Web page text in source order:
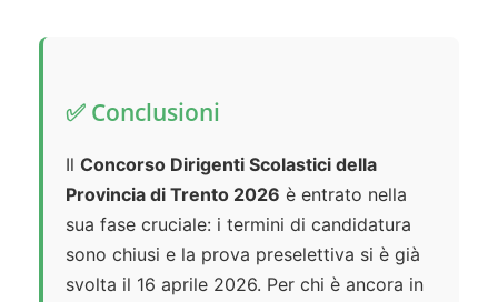
✅ Conclusioni
Il Concorso Dirigenti Scolastici della
Provincia di Trento 2026 è entrato nella
sua fase cruciale: i termini di candidatura
sono chiusi e la prova preselettiva si è già
svolta il 16 aprile 2026. Per chi è ancora in